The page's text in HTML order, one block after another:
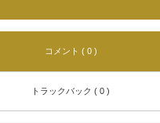
コメント ( 0 )
トラックバック ( 0 )